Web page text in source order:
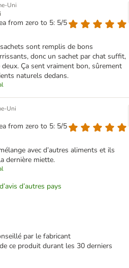
Uni
from zero to 5: 5/5
sont remplis de bons
donc un sachet par chat suffit,
deux. Ça sent vraiment bon, sûrement
naturels dedans.
Uni
from zero to 5: 5/5
avec d’autres aliments et ils
dernière miette.
d’autres pays
par le fabricant
ce produit durant les 30 derniers